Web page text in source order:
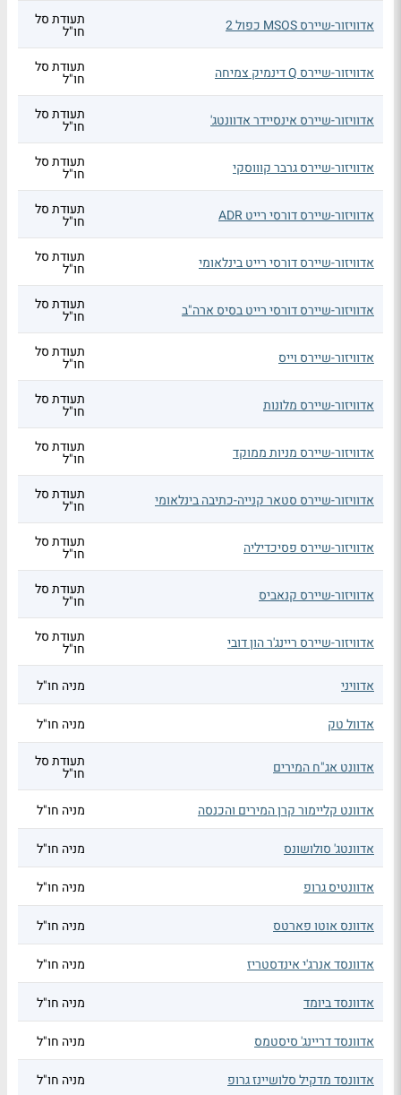
אדוויזור-שיירס MSOS כפול 2 תעודת סל
חו"ל
אדוויזור-שיירס Q דינמיק צמיחה תעודת סל
חו"ל
אדוויזור-שיירס אינסיידר אדוונטג' תעודת סל
חו"ל
אדוויזור-שיירס גרבר קוווסקי תעודת סל
חו"ל
אדוויזור-שיירס דורסי רייט ADR תעודת סל
חו"ל
אדוויזור-שיירס דורסי רייט בינלאומי תעודת סל
חו"ל
אדוויזור-שיירס דורסי רייט בסיס ארה"ב תעודת סל
חו"ל
אדוויזור-שיירס וייס תעודת סל
חו"ל
אדוויזור-שיירס מלונות תעודת סל
חו"ל
אדוויזור-שיירס מניות ממוקד תעודת סל
חו"ל
אדוויזור-שיירס סטאר קנייה-כתיבה בינלאומי תעודת סל
חו"ל
אדוויזור-שיירס פסיכדיליה תעודת סל
חו"ל
אדוויזור-שיירס קנאביס תעודת סל
חו"ל
אדוויזור-שיירס ריינג'ר הון דובי תעודת סל
חו"ל
אדוויני
מניה חו"ל
אדוול טק מניה חו"ל
אדוונט אג"ח המירים תעודת סל
חו"ל
אדוונט קליימור קרן המירים והכנסה
מניה חו"ל
אדוונטג' סולושונס מניה חו"ל
אדוונטיס גרופ מניה חו"ל
אדוונס אוטו פארטס מניה חו"ל
אדוונסד אנרג'י אינדסטריז מניה חו"ל
אדוונסד ביומד מניה חו"ל
אדוונסד דריינג' סיסטמס מניה חו"ל
אדוונסד מדקיל סלושיינז גרופ מניה חו"ל